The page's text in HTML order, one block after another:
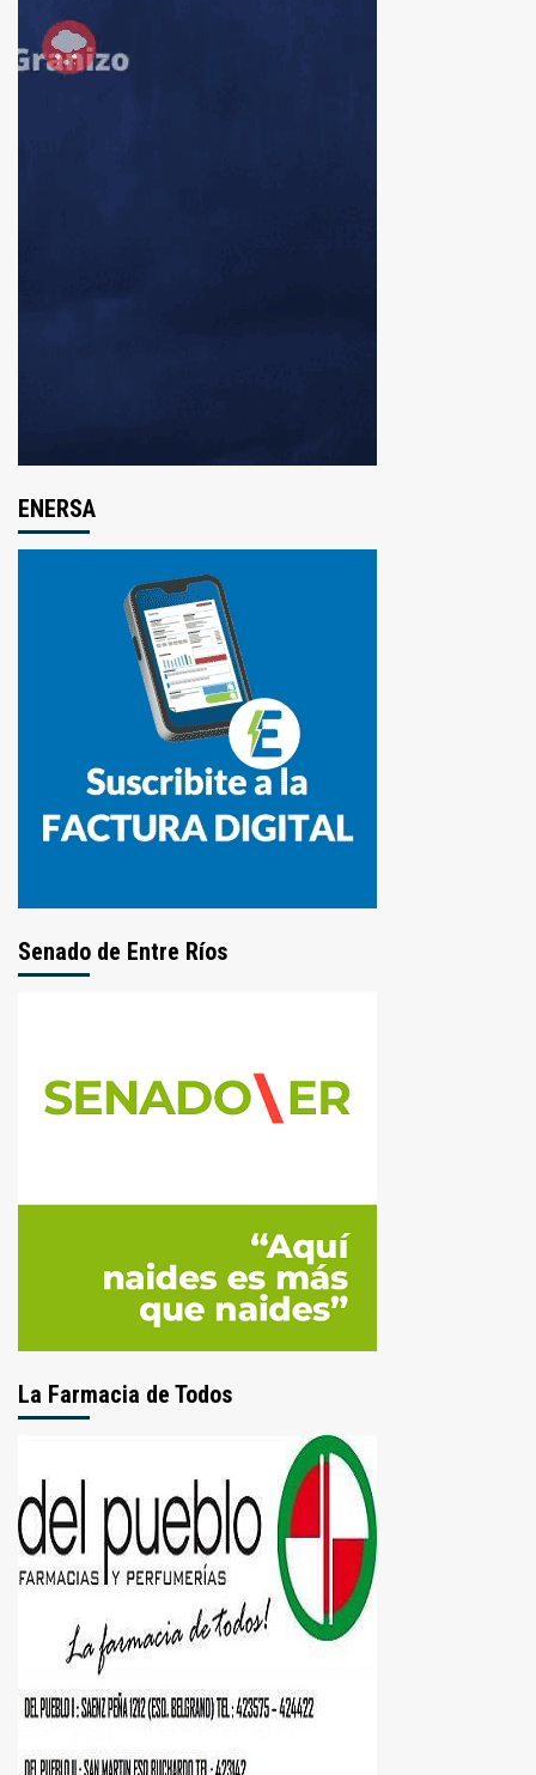
ENERSA
Senado de Entre Ríos
La Farmacia de Todos